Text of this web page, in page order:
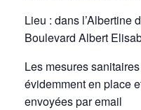
Lieu : dans l’Albertine
Boulevard Albert
Les mesures
évidemment en place
envoyées par email